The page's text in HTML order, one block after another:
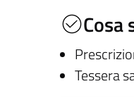
Cosa
Tessera